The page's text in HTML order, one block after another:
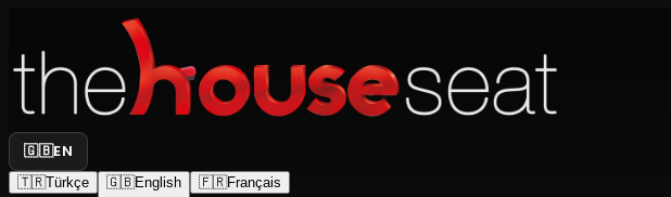
🇬🇧EN
🇹🇷Türkçe 🇬🇧English 🇫🇷Français